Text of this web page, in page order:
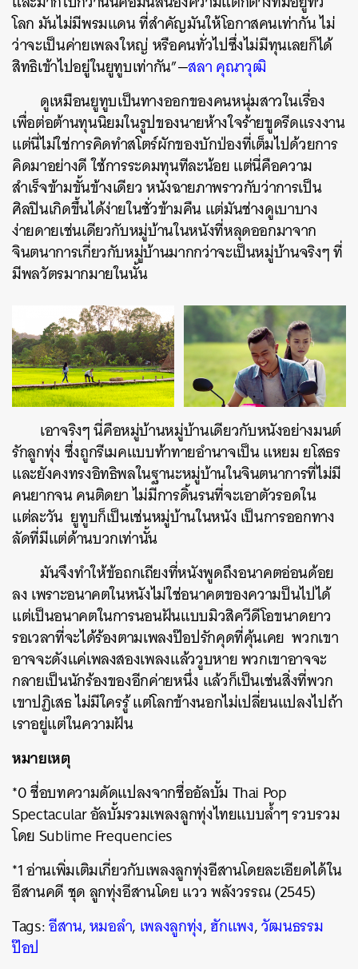
โลก มันไม่มีพรมแดน ที่สำคัญมันให้โอกาสคนเท่ากัน ไม่
ว่าจะเป็นค่ายเพลงใหญ่ หรือคนทั่วไปซึ่งไม่มีทุนเลยก็ได้
สิทธิเข้าไปอยู่ในยูทูบเท่ากัน”—สลา คุณาวุฒิ
ดูเหมือนยูทูบเป็นทางออกของคนหนุ่มสาวในเรื่อง
เพื่อต่อต้านทุนนิยมในรูปของนายห้างใจร้ายขูดรีดแรงงาน
แต่นี่ไม่ใช่การคิดทำสโตร์ผักของบักป่องที่เต็มไปด้วยการ
คิดมาอย่างดี ใช้การระดมทุนทีละน้อย แต่นี่คือความ
สำเร็จข้ามขั้นข้างเดียว หนังฉายภาพราวกับว่าการเป็น
ศิลปินเกิดขึ้นได้ง่ายในชั่วข้ามคืน แต่มันช่างดูเบาบาง
ง่ายดายเช่นเดียวกับหมู่บ้านในหนังที่หลุดออกมาจาก
จินตนาการเกี่ยวกับหมู่บ้านมากกว่าจะเป็นหมู่บ้านจริงๆ ที่
มีพลวัตรมากมายในนั้น
เอาจริงๆ นี่คือหมู่บ้านหมู่บ้านเดียวกับหนังอย่างมนต์
รักลูกทุ่ง ซึ่งถูกรีเมคแบบท้าทายอำนาจเป็น แหยม ยโสธร
และยังคงทรงอิทธิพลในฐานะหมู่บ้านในจินตนาการที่ไม่มี
คนยากจน คนติดยา ไม่มีการดิ้นรนที่จะเอาตัวรอดใน
แต่ละวัน ยูทูบก็เป็นเช่นหมู่บ้านในหนัง เป็นการออกทาง
ลัดที่มีแต่ด้านบวกเท่านั้น
มันจึงทำให้ข้อถกเถียงที่หนังพูดถึงอนาคตอ่อนด้อย
ลง เพราะอนาคตในหนังไม่ใช่อนาคตของความป็นไปได้
แต่เป็นอนาคตในการนอนฝันแบบมิวสิควีดีโอขนาดยาว
รอเวลาที่จะได้ร้องตามเพลงป๊อปรักคุดที่คุ้นเคย พวกเขา
อาจจะดังแค่เพลงสองเพลงแล้ววูบหาย พวกเขาอาจจะ
กลายเป็นนักร้องของอีกค่ายหนึ่ง แล้วก็เป็นเช่นสิ่งที่พวก
เขาปฏิเสธ ไม่มีใครรู้ แต่โลกข้างนอกไม่เปลี่ยนแปลงไปถ้า
เราอยู่แต่ในความฝัน
หมายเหตุ
*0 ชื่อบทความดัดแปลงจากชื่ออัลบั้ม Thai Pop
Spectacular อัลบั้มรวมเพลงลูกทุ่งไทยแบบล้ำๆ รวบรวม
โดย Sublime Frequencies
*1 อ่านเพิ่มเติมเกี่ยวกับเพลงลูกทุ่งอีสานโดยละเอียดได้ใน
อีสานคดี ชุด ลูกทุ่งอีสานโดย แวว พลังวรรณ (2545)
Tags:อีสาน,หมอลำ, เพลงลูกทุ่ง,ฮักแพง,วัฒนธรรม
ป๊อป